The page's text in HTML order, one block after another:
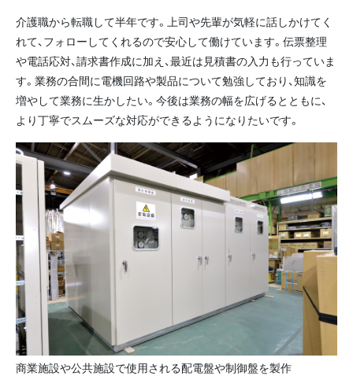
介護職から転職して半年です。上司や先輩が気軽に話しかけてく
れて、フォローしてくれるので安心して働けています。伝票整理
や電話応対、請求書作成に加え、最近は見積書の入力も行っていま
す。業務の合間に電機回路や製品について勉強しており、知識を
増やして業務に生かしたい。今後は業務の幅を広げるとともに、
より丁寧でスムーズな対応ができるようになりたいです。
商業施設や公共施設で使用される配電盤や制御盤を製作